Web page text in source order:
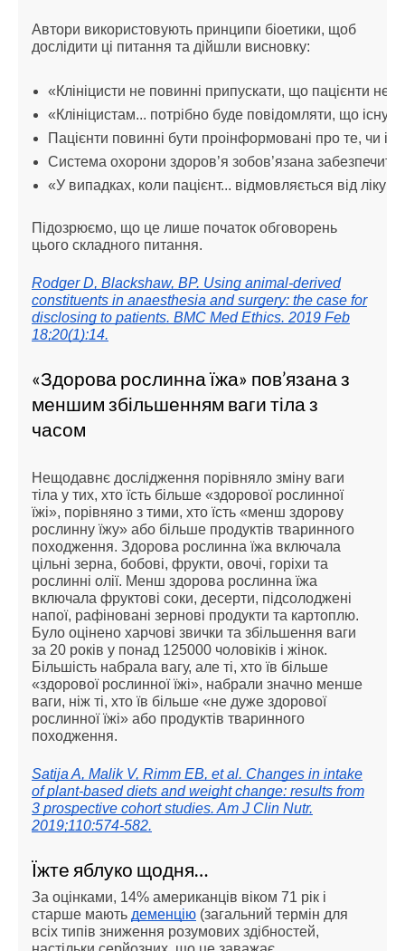
Автори використовують принципи біоетики, щоб
дослідити ці питання та дійшли висновку:
«Клініцисти не повинні припускати, що пацієнти
«Клініцистам... потрібно буде повідомляти, що
Пацієнти повинні бути проінформовані про те, чи
Система охорони здоров’я зобов’язана
«У випадках, коли пацієнт... відмовляється від
Підозрюємо, що це лише початок обговорень
цього складного питання.
Rodger D, Blackshaw, BP. Using animal-derived
constituents in anaesthesia and surgery: the case for
disclosing to patients. BMC Med Ethics. 2019 Feb
18;20(1):14.
«Здорова рослинна їжа» пов’язана з
меншим збільшенням ваги тіла з
часом
Нещодавнє дослідження порівняло зміну ваги
тіла у тих, хто їсть більше «здорової рослинної
їжі», порівняно з тими, хто їсть «менш здорову
рослинну їжу» або більше продуктів тваринного
походження. Здорова рослинна їжа включала
цільні зерна, бобові, фрукти, овочі, горіхи та
рослинні олії. Менш здорова рослинна їжа
включала фруктові соки, десерти, підсолоджені
напої, рафіновані зернові продукти та картоплю.
Було оцінено харчові звички та збільшення ваги
за 20 років у понад 125000 чоловіків і жінок.
Більшість набрала вагу, але ті, хто їв більше
«здорової рослинної їжі», набрали значно менше
ваги, ніж ті, хто їв більше «не дуже здорової
рослинної їжі» або продуктів тваринного
походження.
Satija A, Malik V, Rimm EB, et al. Changes in intake
of plant-based diets and weight change: results from
3 prospective cohort studies. Am J Clin Nutr.
2019;110:574-582.
Їжте яблуко щодня…
За оцінками, 14% американців віком 71 рік і
старше мають деменцію (загальний термін для
всіх типів зниження розумових здібностей,